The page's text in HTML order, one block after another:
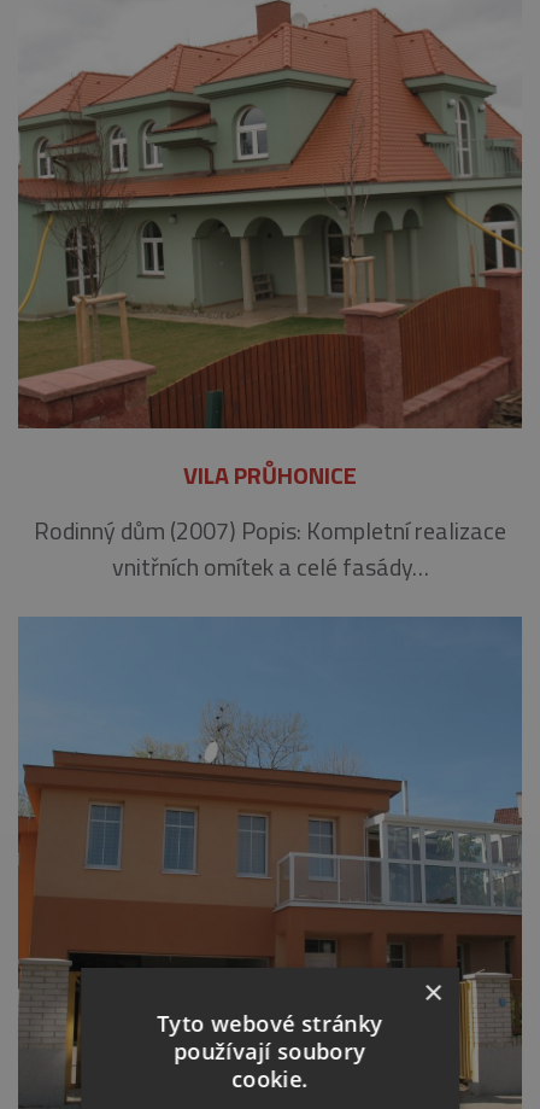
VILA PRŮHONICE
Rodinný dům (2007) Popis: Kompletní realizace
vnitřních omítek a celé fasády…
×
Tyto webové stránky
používají soubory
cookie.